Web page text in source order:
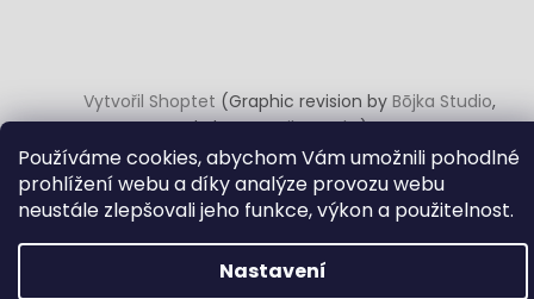
Používáme cookies, abychom Vám umožnili pohodlné
prohlížení webu a díky analýze provozu webu
neustále zlepšovali jeho funkce, výkon a použitelnost.
Nastavení
Vytvořil Shoptet (Graphic revision by Bōjka Studio,
code byVeronika.works)
Copyright 2026Carton Cajon. Všechna práva vyhrazena.
Upravit nastavení cookies